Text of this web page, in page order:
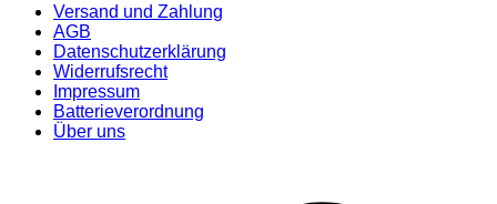
Versand und Zahlung
AGB
Datenschutzerklärung
Widerrufsrecht
Impressum
Batterieverordnung
Über uns